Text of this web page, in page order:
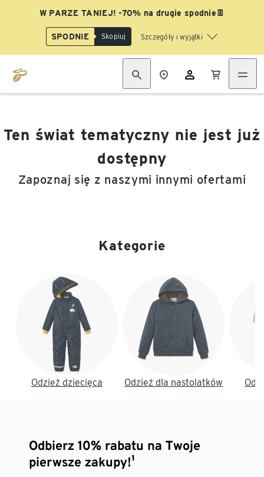
W PARZE TANIEJ! -70% na drugie spodnie👖
SPODNIE Skopiuj Szczegóły i wyjątki
Ten świat tematyczny nie jest już
dostępny
Zapoznaj się z naszymi innymi ofertami
Kategorie
Odzież dziecięca Odzież dla nastolatków
Odbierz 10% rabatu na Twoje
pierwsze zakupy!¹